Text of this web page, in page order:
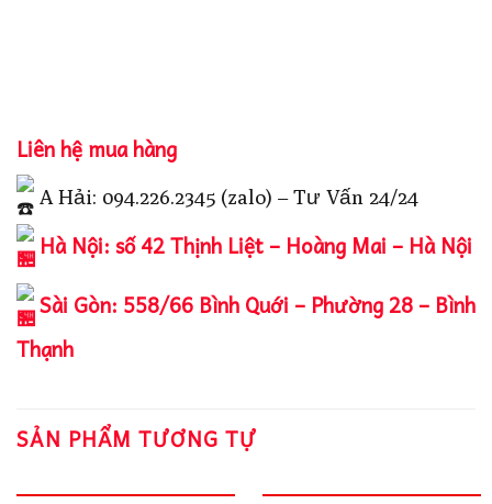
Liên hệ mua hàng
A Hải: 094.226.2345 (zalo) – Tư Vấn 24/24
Hà Nội: số 42 Thịnh Liệt – Hoàng Mai – Hà Nội
Sài Gòn: 558/66 Bình Quới – Phường 28 – Bình
Thạnh
SẢN PHẨM TƯƠNG TỰ